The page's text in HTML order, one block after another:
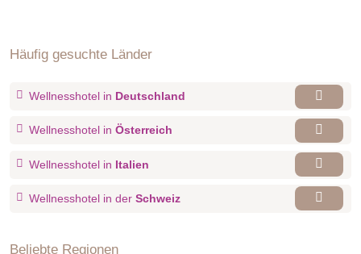
Häufig gesuchte Länder
Wellnesshotel in Deutschland
Wellnesshotel in Österreich
Wellnesshotel in Italien
Wellnesshotel in der Schweiz
Beliebte Regionen